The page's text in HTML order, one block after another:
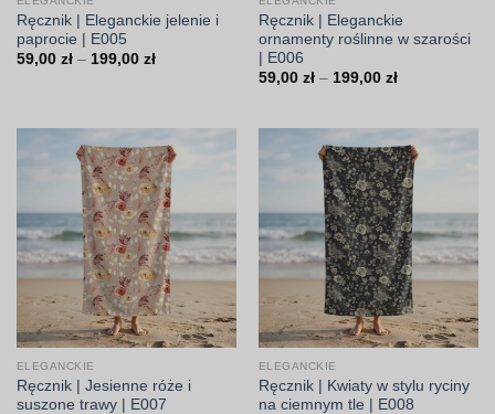
Ręcznik | Eleganckie jelenie i
paprocie | E005
59,00 zł – 199,00 złZakres
199,00 zł
Ręcznik | Eleganckie
ornamenty roślinne w szarości
| E006
59,00 zł – 199,00 złZakres
199,00 zł
ELEGANCKIE
Ręcznik | Jesienne róże i
suszone trawy | E007
ELEGANCKIE
Ręcznik | Kwiaty w stylu ryciny
na ciemnym tle | E008